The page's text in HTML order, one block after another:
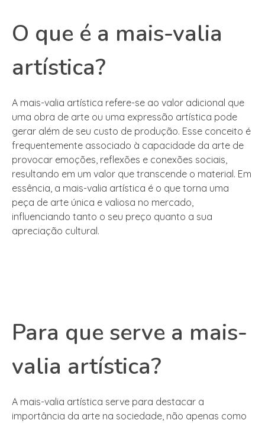
O que é a mais-valia
artística?
A mais-valia artística refere-se ao valor adicional que
uma obra de arte ou uma expressão artística pode
gerar além de seu custo de produção. Esse conceito é
frequentemente associado à capacidade da arte de
provocar emoções, reflexões e conexões sociais,
resultando em um valor que transcende o material. Em
essência, a mais-valia artística é o que torna uma
peça de arte única e valiosa no mercado,
influenciando tanto o seu preço quanto a sua
apreciação cultural.
Para que serve a mais-
valia artística?
A mais-valia artística serve para destacar a
importância da arte na sociedade, não apenas como